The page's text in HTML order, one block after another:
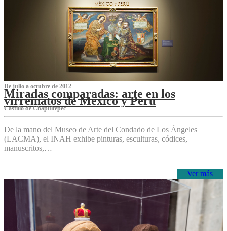
De julio a octubre de 2012
Miradas comparadas: arte en los
virreinatos de México y Perú
Castillo de Chapultepec
De la mano del Museo de Arte del Condado de Los Ángeles
(LACMA), el INAH exhibe pinturas, esculturas, códices,
manuscritos,…
Ver más